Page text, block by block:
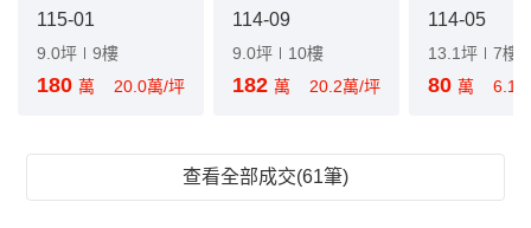
115-01
9.0坪 9樓
180 萬 20.0萬/坪
114-09
9.0坪 10樓
182 萬 20.2萬/坪
114-05
13.1坪 7樓
80 萬 6.1
查看全部成交(61筆)